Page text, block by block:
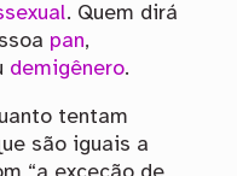
. Quem dirá
pan,
demigênero.
tentam
são iguais a